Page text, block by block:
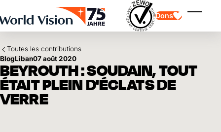
Dons
Toutes les contributions
BlogLiban07 août 2020
BEYROUTH : SOUDAIN, TOUT
ÉTAIT PLEIN D'ÉCLATS DE
VERRE